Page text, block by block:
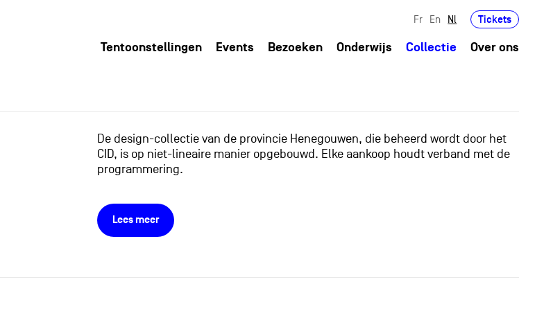
Fr En Nl Tickets
Tentoonstellingen Events Bezoeken Onderwijs Collectie Over ons
De design-collectie van de provincie Henegouwen, die beheerd wordt door het
CID, is op niet-lineaire manier opgebouwd. Elke aankoop houdt verband met de
programmering.
Lees meer